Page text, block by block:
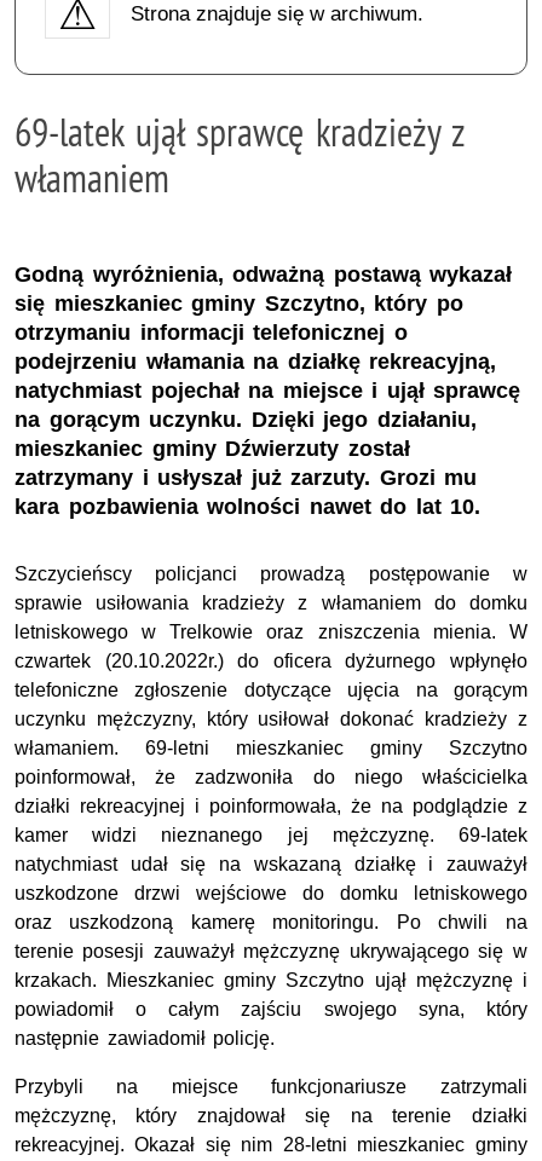
Strona znajduje się w archiwum.
69-latek ujął sprawcę kradzieży z
włamaniem
Godną wyróżnienia, odważną postawą wykazał
się mieszkaniec gminy Szczytno, który po
otrzymaniu informacji telefonicznej o
podejrzeniu włamania na działkę rekreacyjną,
natychmiast pojechał na miejsce i ujął sprawcę
na gorącym uczynku. Dzięki jego działaniu,
mieszkaniec gminy Dźwierzuty został
zatrzymany i usłyszał już zarzuty. Grozi mu
kara pozbawienia wolności nawet do lat 10.
Szczycieńscy policjanci prowadzą postępowanie w
sprawie usiłowania kradzieży z włamaniem do domku
letniskowego w Trelkowie oraz zniszczenia mienia. W
czwartek (20.10.2022r.) do oficera dyżurnego wpłynęło
telefoniczne zgłoszenie dotyczące ujęcia na gorącym
uczynku mężczyzny, który usiłował dokonać kradzieży z
włamaniem. 69-letni mieszkaniec gminy Szczytno
poinformował, że zadzwoniła do niego właścicielka
działki rekreacyjnej i poinformowała, że na podglądzie z
kamer widzi nieznanego jej mężczyznę. 69-latek
natychmiast udał się na wskazaną działkę i zauważył
uszkodzone drzwi wejściowe do domku letniskowego
oraz uszkodzoną kamerę monitoringu. Po chwili na
terenie posesji zauważył mężczyznę ukrywającego się w
krzakach. Mieszkaniec gminy Szczytno ujął mężczyznę i
powiadomił o całym zajściu swojego syna, który
następnie zawiadomił policję.
Przybyli na miejsce funkcjonariusze zatrzymali
mężczyznę, który znajdował się na terenie działki
rekreacyjnej. Okazał się nim 28-letni mieszkaniec gminy